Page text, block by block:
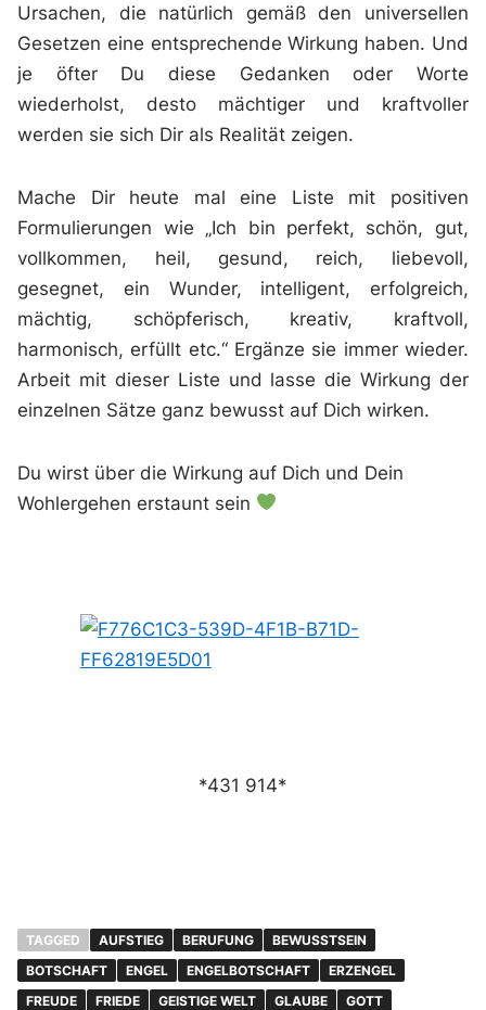
Ursachen, die natürlich gemäß den universellen
Gesetzen eine entsprechende Wirkung haben. Und
je öfter Du diese Gedanken oder Worte
wiederholst, desto mächtiger und kraftvoller
werden sie sich Dir als Realität zeigen.
Mache Dir heute mal eine Liste mit positiven
Formulierungen wie „Ich bin perfekt, schön, gut,
vollkommen, heil, gesund, reich, liebevoll,
gesegnet, ein Wunder, intelligent, erfolgreich,
mächtig, schöpferisch, kreativ, kraftvoll,
harmonisch, erfüllt etc.“ Ergänze sie immer wieder.
Arbeit mit dieser Liste und lasse die Wirkung der
einzelnen Sätze ganz bewusst auf Dich wirken.
Du wirst über die Wirkung auf Dich und Dein
Wohlergehen erstaunt sein
*431 914*
TAGGED AUFSTIEG BERUFUNG
BEWUSSTSEIN
BOTSCHAFT
ENGEL ENGELBOTSCHAFT
ERZENGEL
FREUDE
FRIEDE GEISTIGE WELT GLAUBE
GOTT